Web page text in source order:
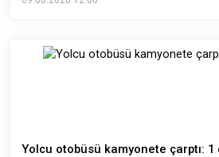
Yolcu otobüsü kamyonete çarptı: 1